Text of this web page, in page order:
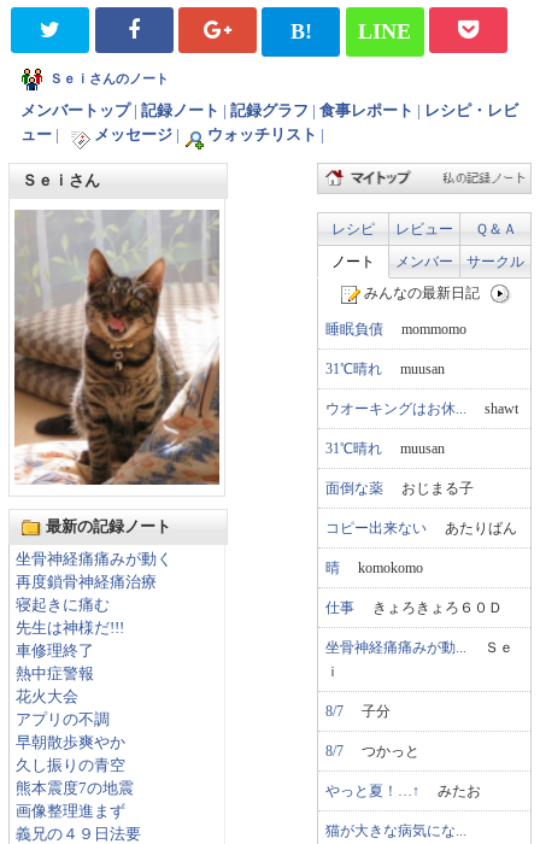
B! LINE
Ｓｅｉさんのノート
メンバートップ| 記録ノート 記録グラフ 食事レポート
レシピ・レビ
ュー
メッセージ ウォッチリスト
Ｓｅｉさん
最新の記録ノート
坐骨神経痛痛みが動く
再度鎖骨神経痛治療
寝起きに痛む
先生は神様だ!!!
車修理終了
熱中症警報
花火大会
アプリの不調
早朝散歩爽やか
久し振りの青空
熊本震度7の地震
画像整理進まず
義兄の４９日法要
レシピ レビュー
Ｑ＆Ａ
ノート
メンバー
サークル
みんなの最新日記
睡眠負債 mommomo
31℃晴れ muusan
ウオーキングはお休... shawt
31℃晴れ muusan
面倒な薬 おじまる子
コピー出来ない あたりばん
晴 komokomo
仕事 きょろきょろ６０Ｄ
坐骨神経痛痛みが動...
Ｓｅ
ｉ
8/7 子分
8/7 つかっと
やっと夏！…↑ みたお
猫が大きな病気にな...